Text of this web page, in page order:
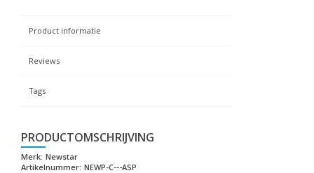
Product informatie
Reviews
Tags
PRODUCTOMSCHRIJVING
Merk: Newstar
Artikelnummer: NEWP-C---ASP